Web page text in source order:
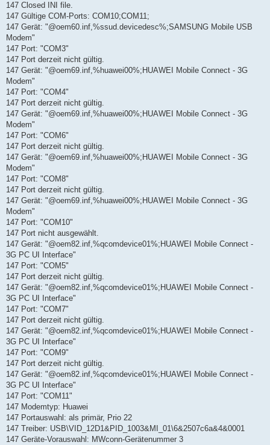
147 Closed INI file.
147 Gültige COM-Ports: COM10;COM11;
147 Gerät: "@oem60.inf,%ssud.devicedesc%;SAMSUNG Mobile USB
Modem"
147 Port: "COM3"
147 Port derzeit nicht gültig.
147 Gerät: "@oem69.inf,%huawei00%;HUAWEI Mobile Connect - 3G
Modem"
147 Port: "COM4"
147 Port derzeit nicht gültig.
147 Gerät: "@oem69.inf,%huawei00%;HUAWEI Mobile Connect - 3G
Modem"
147 Port: "COM6"
147 Port derzeit nicht gültig.
147 Gerät: "@oem69.inf,%huawei00%;HUAWEI Mobile Connect - 3G
Modem"
147 Port: "COM8"
147 Port derzeit nicht gültig.
147 Gerät: "@oem69.inf,%huawei00%;HUAWEI Mobile Connect - 3G
Modem"
147 Port: "COM10"
147 Port nicht ausgewählt.
147 Gerät: "@oem82.inf,%qcomdevice01%;HUAWEI Mobile Connect -
3G PC UI Interface"
147 Port: "COM5"
147 Port derzeit nicht gültig.
147 Gerät: "@oem82.inf,%qcomdevice01%;HUAWEI Mobile Connect -
3G PC UI Interface"
147 Port: "COM7"
147 Port derzeit nicht gültig.
147 Gerät: "@oem82.inf,%qcomdevice01%;HUAWEI Mobile Connect -
3G PC UI Interface"
147 Port: "COM9"
147 Port derzeit nicht gültig.
147 Gerät: "@oem82.inf,%qcomdevice01%;HUAWEI Mobile Connect -
3G PC UI Interface"
147 Port: "COM11"
147 Modemtyp: Huawei
147 Portauswahl: als primär, Prio 22
147 Treiber: USB\VID_12D1&PID_1003&MI_01\6&2507c6a&4&0001
147 Geräte-Vorauswahl: MWconn-Gerätenummer 3